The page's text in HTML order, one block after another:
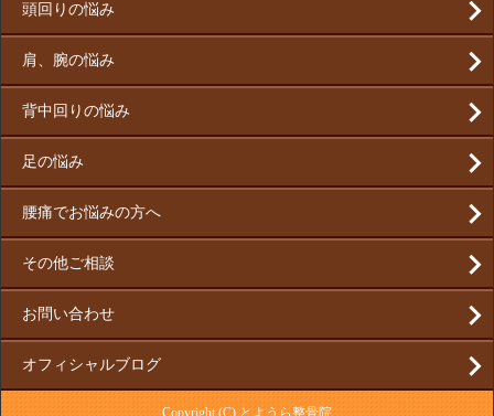
頭回りの悩み
肩、腕の悩み
背中回りの悩み
足の悩み
腰痛でお悩みの方へ
その他ご相談
お問い合わせ
オフィシャルブログ